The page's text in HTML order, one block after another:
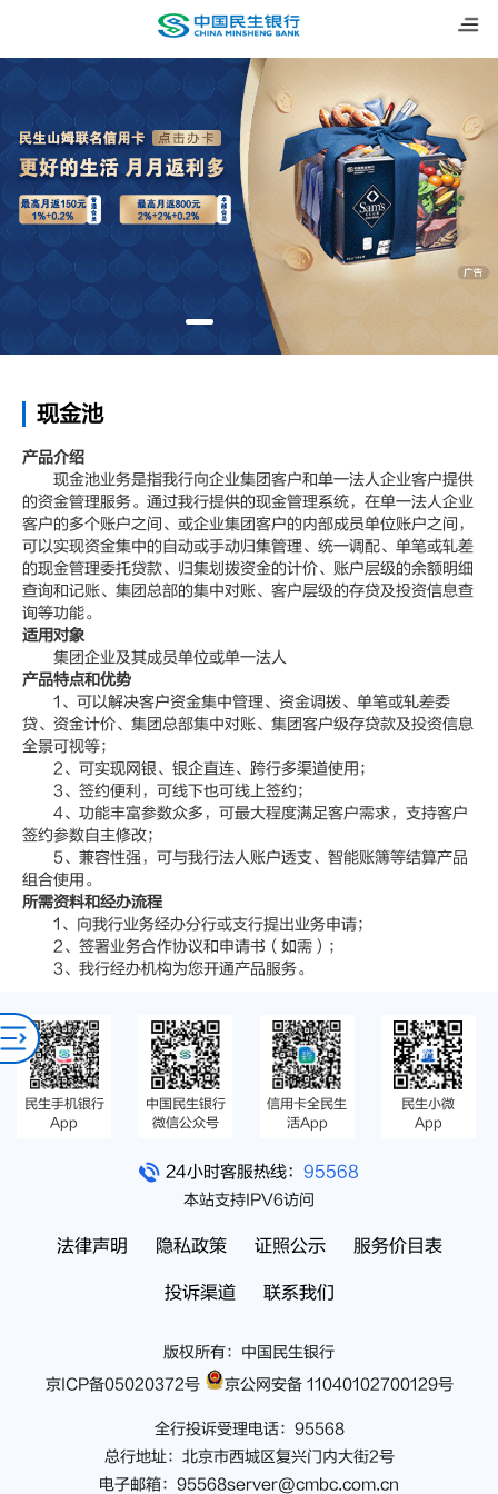
现金池
产品介绍
现金池业务是指我行向企业集团客户和单一法人企业客户提供
的资金管理服务。通过我行提供的现金管理系统，在单一法人企业
客户的多个账户之间、或企业集团客户的内部成员单位账户之间，
可以实现资金集中的自动或手动归集管理、统一调配、单笔或轧差
的现金管理委托贷款、归集划拨资金的计价、账户层级的余额明细
查询和记账、集团总部的集中对账、客户层级的存贷及投资信息查
询等功能。
适用对象
集团企业及其成员单位或单一法人
产品特点和优势
1、可以解决客户资金集中管理、资金调拨、单笔或轧差委
贷、资金计价、集团总部集中对账、集团客户级存贷款及投资信息
全景可视等；
2、可实现网银、银企直连、跨行多渠道使用；
3、签约便利，可线下也可线上签约；
4、功能丰富参数众多，可最大程度满足客户需求，支持客户
签约参数自主修改；
5、兼容性强，可与我行法人账户透支、智能账簿等结算产品
组合使用。
所需资料和经办流程
1、向我行业务经办分行或支行提出业务申请；
2、签署业务合作协议和申请书（如需）；
3、我行经办机构为您开通产品服务。
民生手机银行
App
中国民生银行
微信公众号
信用卡全民生
活App
民生小微
App
24小时客服热线： 95568
本站支持IPV6访问
法律声明 隐私政策 证照公示 服务价目表
投诉渠道 联系我们
版权所有：中国民生银行
京ICP备05020372号
京公网安备 11040102700129号
全行投诉受理电话：95568
总行地址：北京市西城区复兴门内大街2号
电子邮箱：95568server@cmbc.com.cn